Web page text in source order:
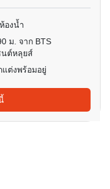
องน้ำ
ม. จาก BTS
นต์หลุยส์
แต่งพร้อมอยู่